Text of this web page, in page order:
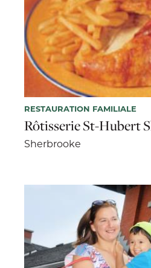
RESTAURATION FAMILIALE
Rôtisserie St-Hubert
Sherbrooke